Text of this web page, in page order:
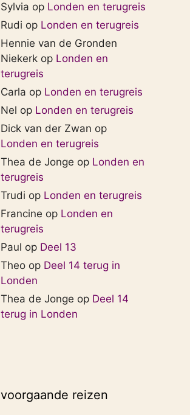
Sylvia op Londen en terugreis
Rudi op Londen en terugreis
Hennie van de Gronden
Niekerk op Londen en
terugreis
Carla op Londen en terugreis
Nel op Londen en terugreis
Dick van der Zwan op
Londen en terugreis
Thea de Jonge op Londen en
terugreis
Trudi op Londen en terugreis
Francine op Londen en
terugreis
Paul op Deel 13
Theo op Deel 14 terug in
Londen
Thea de Jonge op Deel 14
terug in Londen
voorgaande reizen